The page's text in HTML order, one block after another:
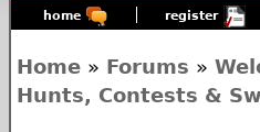
home register
Home » Forums »
Hunts, Contests &